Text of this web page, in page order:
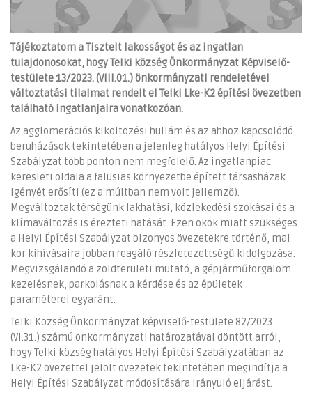
Tájékoztatom a Tisztelt lakosságot és az ingatlan
tulajdonosokat, hogy Telki község Önkormányzat Képviselő-
testülete 13/2023. (VIII.01.) önkormányzati rendeletével
változtatási tilalmat rendelt el Telki Lke-K2 építési övezetben
található ingatlanjaira vonatkozóan.
Az agglomerációs kiköltözési hullám és az ahhoz kapcsolódó
beruházások tekintetében a jelenleg hatályos Helyi Építési
Szabályzat több ponton nem megfelelő. Az ingatlanpiac
keresleti oldala a falusias környezetbe épített társasházak
igényét erősíti (ez a múltban nem volt jellemző).
Megváltoztak térségünk lakhatási, közlekedési szokásai és a
klímaváltozás is érezteti hatását. Ezen okok miatt szükséges
a Helyi Építési Szabályzat bizonyos övezetekre történő, mai
kor kihívásaira jobban reagáló részletezettségű kidolgozása.
Megvizsgálandó a zöldterületi mutató, a gépjárműforgalom
kezelésnek, parkolásnak a kérdése és az épületek
paraméterei egyaránt.
Telki Község Önkormányzat képviselő-testülete 82/2023.
(VI.31.) számú önkormányzati határozatával döntött arról,
hogy Telki község hatályos Helyi Építési Szabályzatában az
Lke-K2 övezettel jelölt övezetek tekintetében megindítja a
Helyi Építési Szabályzat módosítására irányuló eljárást.